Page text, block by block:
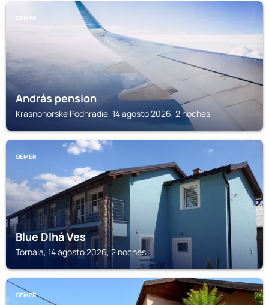
GEMER
András pension
Krasnohorske Podhradie, 14 agosto 2026, 2 noches
GEMER
Blue Dlhá Ves
Tornala, 14 agosto 2026, 2 noches
GEMER